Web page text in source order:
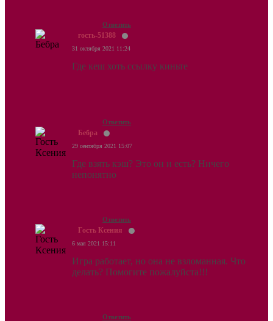
Ответить
гость-51388
31 октября 2021 11:24
Где кеш хоть ссылку киньте
Ответить
Бебра
29 сентября 2021 15:07
Где взять кэш? Это он и есть? Ничего
непонятно
Ответить
Гость Ксения
6 мая 2021 15:11
Игра работает, но она не взломанная. Что
делать? Помогите пожалуйста!!!
Ответить